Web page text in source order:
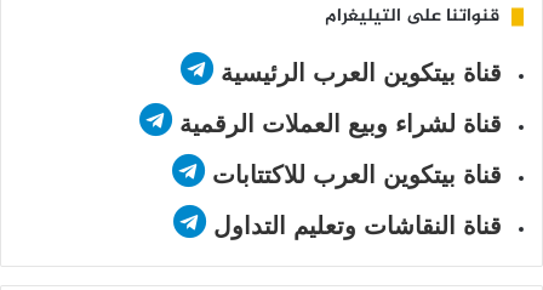
قنواتنا على التيليغرام
قناة بيتكوين العرب الرئيسية
قناة لشراء وبيع العملات الرقمية
قناة بيتكوين العرب للاكتتابات
قناة النقاشات وتعليم التداول